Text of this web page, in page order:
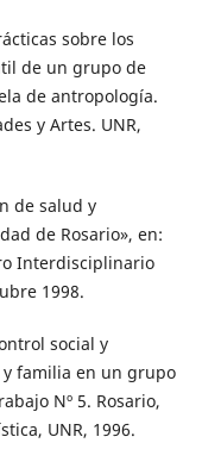
sobre los
de un grupo de
de antropología.
y Artes. UNR,
de salud y
de Rosario», en:
Interdisciplinario
1998.
social y
y familia en un grupo
Nº 5. Rosario,
UNR, 1996.